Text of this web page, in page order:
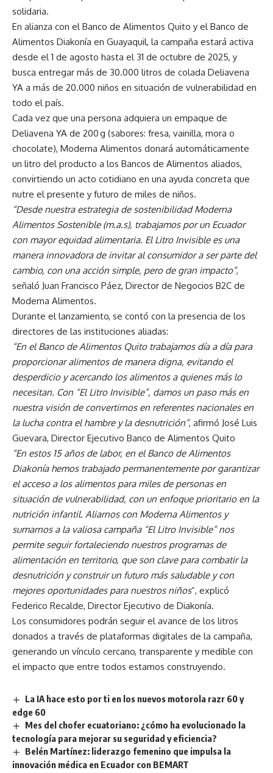
solidaria.
En alianza con el Banco de Alimentos Quito y el Banco de
Alimentos Diakonía en Guayaquil, la campaña estará activa
desde el 1 de agosto hasta el 31 de octubre de 2025, y
busca entregar más de 30.000 litros de colada Deliavena
YA a más de 20.000 niños en situación de vulnerabilidad en
todo el país.
Cada vez que una persona adquiera un empaque de
Deliavena YA de 200 g (sabores: fresa, vainilla, mora o
chocolate), Moderna Alimentos donará automáticamente
un litro del producto a los Bancos de Alimentos aliados,
convirtiendo un acto cotidiano en una ayuda concreta que
nutre el presente y futuro de miles de niños.
“Desde nuestra estrategia de sostenibilidad Moderna
Alimentos Sostenible (m.a.s), trabajamos por un Ecuador
con mayor equidad alimentaria. El Litro Invisible es una
manera innovadora de invitar al consumidor a ser parte del
cambio, con una acción simple, pero de gran impacto”,
señaló Juan Francisco Páez, Director de Negocios B2C de
Moderna Alimentos.
Durante el lanzamiento, se contó con la presencia de los
directores de las instituciones aliadas:
“En el Banco de Alimentos Quito trabajamos día a día para
proporcionar alimentos de manera digna, evitando el
desperdicio y acercando los alimentos a quienes más lo
necesitan. Con “El Litro Invisible”, damos un paso más en
nuestra visión de convertirnos en referentes nacionales en
la lucha contra el hambre y la desnutrición”, afirmó José Luis
Guevara, Director Ejecutivo Banco de Alimentos Quito
“En estos 15 años de labor, en el Banco de Alimentos
Diakonía hemos trabajado permanentemente por garantizar
el acceso a los alimentos para miles de personas en
situación de vulnerabilidad, con un enfoque prioritario en la
nutrición infantil. Aliarnos con Moderna Alimentos y
sumarnos a la valiosa campaña “El Litro Invisible” nos
permite seguir fortaleciendo nuestros programas de
alimentación en territorio, que son clave para combatir la
desnutrición y construir un futuro más saludable y con
mejores oportunidades para nuestros niños”, explicó
Federico Recalde, Director Ejecutivo de Diakonía.
Los consumidores podrán seguir el avance de los litros
donados a través de plataformas digitales de la campaña,
generando un vínculo cercano, transparente y medible con
el impacto que entre todos estamos construyendo.
La IA hace esto por ti en los nuevos motorola razr 60 y
edge 60
Mes del chofer ecuatoriano: ¿cómo ha evolucionado la
tecnología para mejorar su seguridad y eficiencia?
Belén Martínez: liderazgo femenino que impulsa la
innovación médica en Ecuador con BEMART